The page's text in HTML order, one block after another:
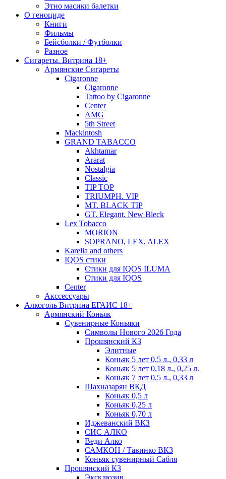
Этно масики балетки
О геноциде
Книги
Фильмы
Бейсболки / Футболки
Разное
Сигареты. Витрина 18+
Армянские Сигареты
Cigaronne
Cigaronne
Tattoo by Cigaronne
Center
AMG
5th Street
Mackintosh
GRAND TABACCO
Akhtamar
Ararat
Nostalgia
Classic
TIP TOP
TRIUMPH. VIP
MT. BLACK TIP
GT. Elegant. New Bleck
Lex Tobacco
MORION
SOPRANO, LEX, ALEX
Karelia and others
IQOS стики
Стики для IQOS ILUMA
Стики для IQOS
Сenter
Акссессуары
Алкоголь Витрина ЕГАИС 18+
Армянский Коньяк
Сувенирные Коньяки
Символы Нового 2026 Года
Прошянский КЗ
Элитные
Коньяк 5 лет 0,5 л., 0,33 л
Коньяк 5 лет 0,18 л., 0,25 л.
Коньяк 7 лет 0,5 л., 0,33 л
Шахназарян ВКД
Коньяк 0,5 л
Коньяк 0,25 л
Коньяк 0,70 л
Иджеванский ВКЗ
СИС АЛКО
Веди Алко
САМКОН / Тавинко ВКЗ
Коньяк сувенирный Сабля
Прошянский КЗ
Эксклюзив